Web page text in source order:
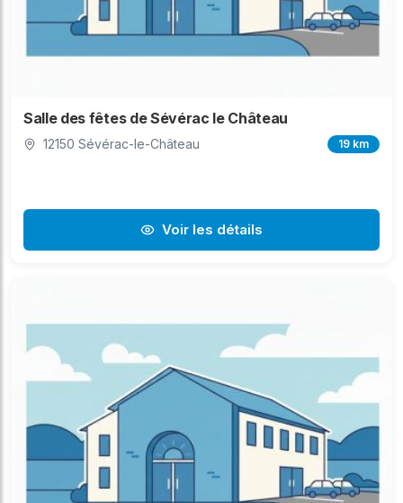
Salle des fêtes de Sévérac le Château
12150 Sévérac-le-Château 19 km
Voir les détails